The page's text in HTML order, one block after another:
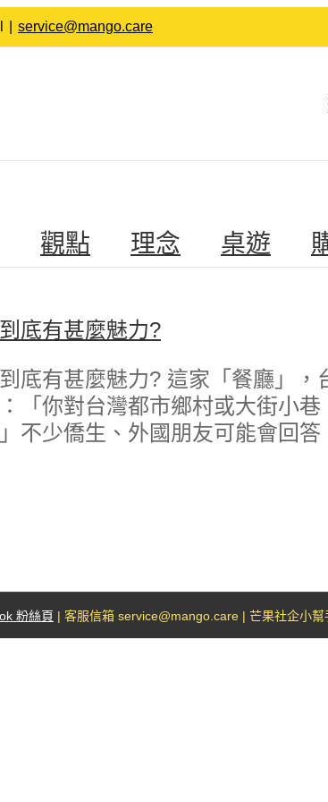
service@mango.care
觀點 理念 桌遊
底有甚麼魅力?
底有甚麼魅力? 這家「餐廳」，
「你對台灣都市鄉村或大街小
不少僑生、外國朋友可能會回
粉絲頁 | 客服信箱 service@mango.care | 芒果社企小